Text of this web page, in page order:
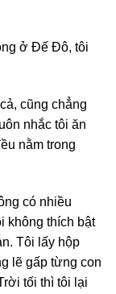
ở Đế Đô, tôi
cũng chẳng
nhắc tôi ăn
nằm trong
có nhiều
không thích bật
Tôi lấy hộp
lẽ gấp từng con
tối thì tôi lại